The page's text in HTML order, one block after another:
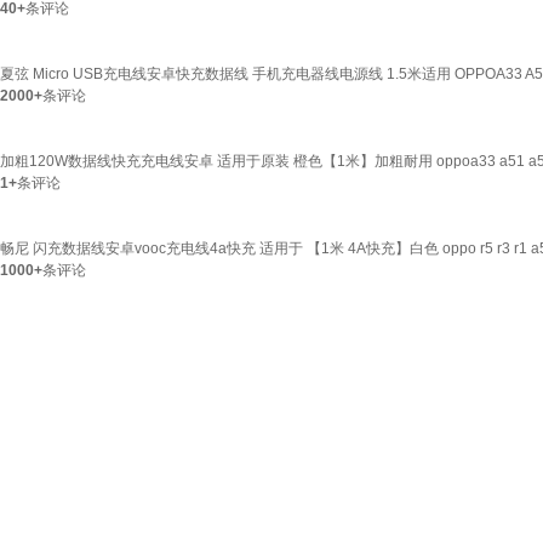
40+条评论
夏弦 Micro USB充电线安卓快充数据线 手机充电器线电源线 1.5米适用 OPPOA33
2000+条评论
加粗120W数据线快充充电线安卓 适用于原装 橙色【1米】加粗耐用 oppoa33 a51
1+条评论
畅尼 闪充数据线安卓vooc充电线4a快充 适用于 【1米 4A快充】白色 oppo r5 r3 r1
1000+条评论